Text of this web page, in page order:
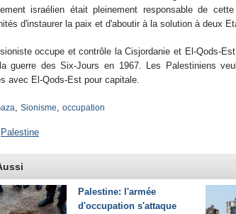
israélien était pleinement responsable de
d'instaurer la paix et d'aboutir à la solution à deux
occupe et contrôle la Cisjordanie et El-Qods-
guerre des Six-Jours en 1967. Les Palestiniens
avec El-Qods-Est pour capitale.
, Sionisme, occupation
Palestine
Palestine: l'armée
d'occupation s'attaque